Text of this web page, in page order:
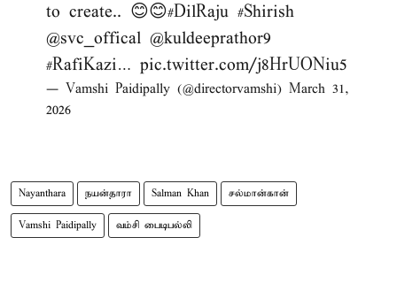
to create.. 😊😊#DilRaju #Shirish
@svc_offical @kuldeeprathor9
#RafiKazi… pic.twitter.com/j8HrUONiu5
— Vamshi Paidipally (@directorvamshi) March 31,
2026
Nayanthara நயன்தாரா Salman Khan சல்மான்கான்
Vamshi Paidipally வம்சி பைடிபல்லி